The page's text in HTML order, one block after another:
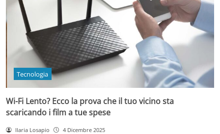
Tecnologia
Wi-Fi Lento? Ecco la prova che il tuo vicino sta
scaricando i film a tue spese
Ilaria Losapio 4 Dicembre 2025